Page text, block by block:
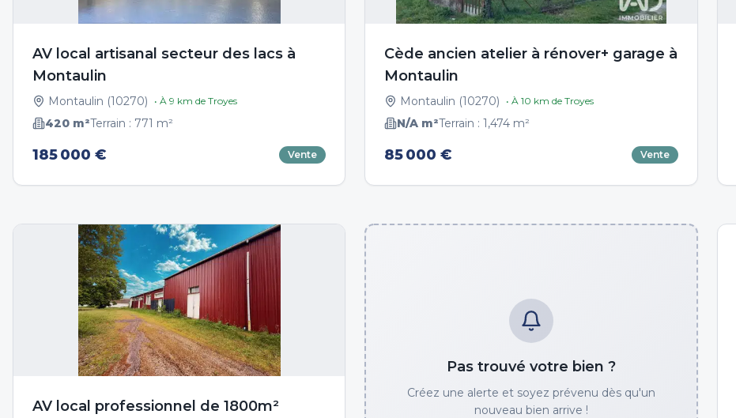
AV local artisanal secteur des lacs à
Montaulin
Montaulin (10270) • À 9 km de Troyes
420 m²Terrain : 771 m²
185 000 € Vente
Cède ancien atelier à rénover+ garage à
Montaulin
Montaulin (10270) • À10 km deTroyes
N/A m²Terrain :1,474 m²
85 000 € Vente
AV local professionnel de 1800m²
Pas trouvé votre bien ?
Créez une alerte et soyez prévenu dès qu'un
nouveau bien arrive !